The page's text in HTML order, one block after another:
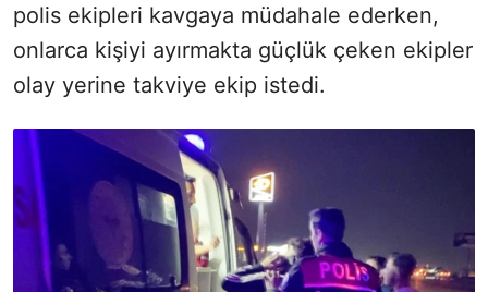
polis ekipleri kavgaya müdahale ederken,
onlarca kişiyi ayırmakta güçlük çeken ekipler
olay yerine takviye ekip istedi.